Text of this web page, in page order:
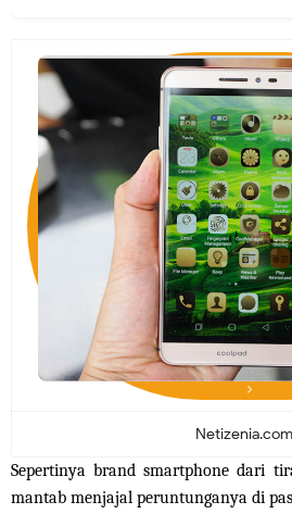
Netizenia.com
Sepertinya brand smartphone dari
mantab menjajal peruntunganya di